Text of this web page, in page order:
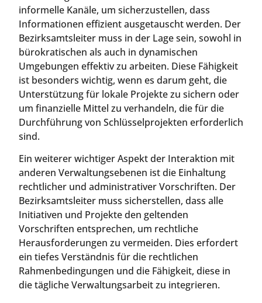
informelle Kanäle, um sicherzustellen, dass
Informationen effizient ausgetauscht werden. Der
Bezirksamtsleiter muss in der Lage sein, sowohl in
bürokratischen als auch in dynamischen
Umgebungen effektiv zu arbeiten. Diese Fähigkeit
ist besonders wichtig, wenn es darum geht, die
Unterstützung für lokale Projekte zu sichern oder
um finanzielle Mittel zu verhandeln, die für die
Durchführung von Schlüsselprojekten erforderlich
sind.
Ein weiterer wichtiger Aspekt der Interaktion mit
anderen Verwaltungsebenen ist die Einhaltung
rechtlicher und administrativer Vorschriften. Der
Bezirksamtsleiter muss sicherstellen, dass alle
Initiativen und Projekte den geltenden
Vorschriften entsprechen, um rechtliche
Herausforderungen zu vermeiden. Dies erfordert
ein tiefes Verständnis für die rechtlichen
Rahmenbedingungen und die Fähigkeit, diese in
die tägliche Verwaltungsarbeit zu integrieren.